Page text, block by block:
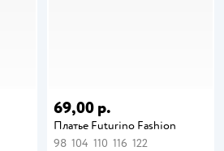
69,00 р.
Платье Futurino Fashion
98 104 110 116 122